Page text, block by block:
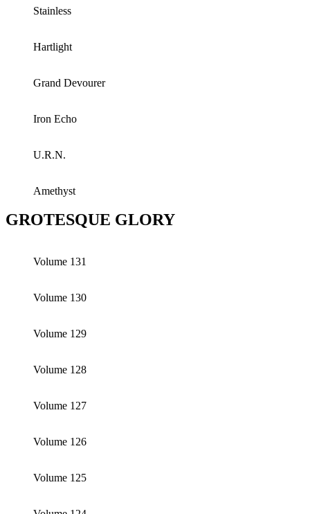
Stainless
Hartlight
Grand Devourer
Iron Echo
U.R.N.
Amethyst
GROTESQUE GLORY
Volume 131
Volume 130
Volume 129
Volume 128
Volume 127
Volume 126
Volume 125